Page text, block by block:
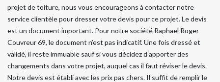
projet de toiture, nous vous encourageons à contacter notre
service clientèle pour dresser votre devis pour ce projet. Le devis
est un document important. Pour notre société Raphael Roger
Couvreur 69, le document n’est pas indicatif. Une fois dressé et
validé, il reste immuable sauf si vous décidez d’apporter des
changements dans votre projet, auquel cas il faut réviser le devis.
Notre devis est établi avec les prix pas chers. Il suffit de remplir le